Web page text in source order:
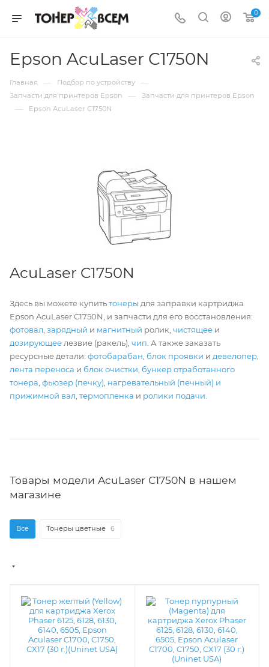
0
Epson AcuLaser C1750N
Главная — Подбор по устройству —
Запчасти для принтеров Epson — Запчасти для принтеров Epson
— Epson AcuLaser C1750N
AcuLaser C1750N
Здесь вы можете купитьтонеры для заправки картриджа
Epson AcuLaser C1750N, и запчасти для его восстановления:
фотовал зарядный и магнитный ролик, чистящее и
дозирующее лезвие (ракель), чип . А также заказать
ресурсные детали: фотобарабан блок проявки и девелопер
лента переноса и блок очистки бункер отработанного
тонера фьюзер (печку) нагревательный (печный) и
прижимной вал термопленка и ролики подачи
Товары модели AcuLaser C1750N в нашем
магазине
Все Тонеры цветные 6